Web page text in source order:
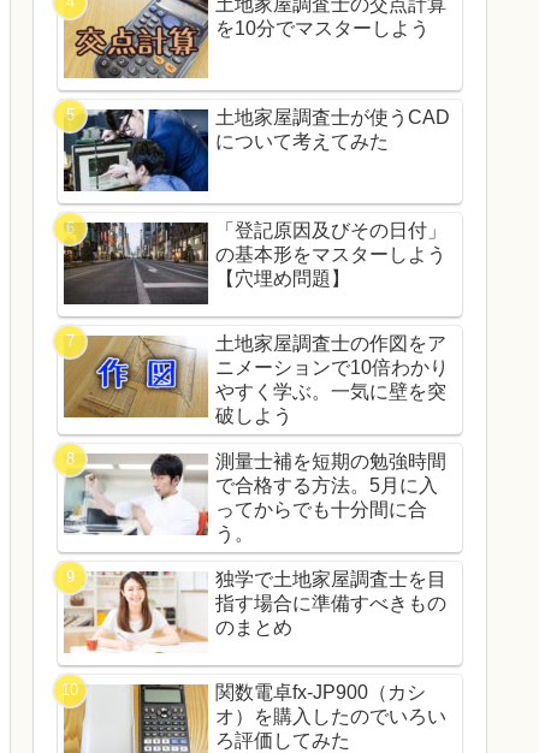
土地家屋調査士の交点計算
を10分でマスターしよう
土地家屋調査士が使うCAD
について考えてみた
「登記原因及びその日付」
の基本形をマスターしよう
【穴埋め問題】
土地家屋調査士の作図をア
ニメーションで10倍わかり
やすく学ぶ。一気に壁を突
破しよう
測量士補を短期の勉強時間
で合格する方法。5月に入
ってからでも十分間に合
う。
独学で土地家屋調査士を目
指す場合に準備すべきもの
のまとめ
関数電卓fx-JP900（カシ
オ）を購入したのでいろい
ろ評価してみた